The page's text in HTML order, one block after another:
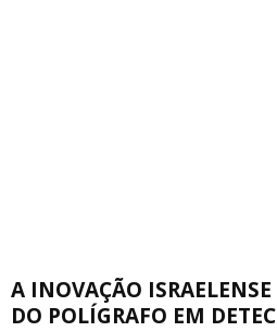
A INOVAÇÃO ISRAELENSE
DO POLÍGRAFO EM